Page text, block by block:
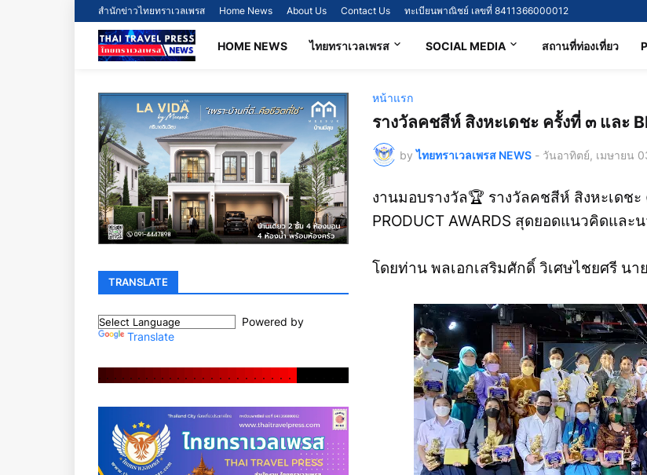
สำนักข่าวไทยทราเวลเพรส Home News About Us Contact Us ทะเบียนพาณิชย์ เลขที่ 8411366000012
HOME NEWS ไทยทราเวลเพรส SOCIAL MEDIA สถานที่ท่องเที่ยว
หน้าแรก
รางวัลคชสีห์ สิงหะเดชะ ครั้งที่ ๓ และ
by ไทยทราเวลเพรส NEWS - วันอาทิตย์, เมษายน
งานมอบรางวัล🏆 รางวัลคชสีห์ สิงหะเดช
PRODUCT AWARDS สุดยอดแนวคิดแล
โดยท่าน พลเอกเสริมศักดิ์ วิเศษไชยศรี น
TRANSLATE
Powered by
Translate
. . . . . . . . . . . . . . . . . . . . . . . .